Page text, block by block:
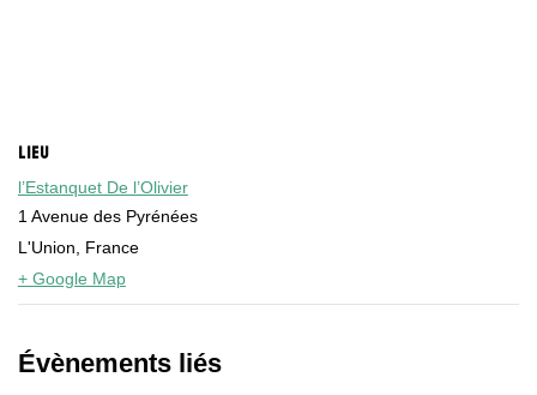
LIEU
l’Estanquet De l’Olivier
1 Avenue des Pyrénées
L'Union, France
+ Google Map
Évènements liés